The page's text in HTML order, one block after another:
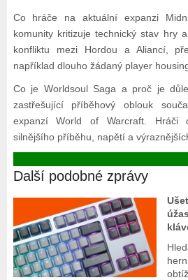
Co hráče na aktuální expanzi
komunity kritizuje technický stav hry
konfliktu mezi Hordou a Aliancí,
například dlouho žádaný player
Co je Worldsoul Saga a proč je
zastřešující příběhový oblouk
expanzí World of Warcraft. Hráči
silnějšího příběhu, napětí a
Další podobné zprávy